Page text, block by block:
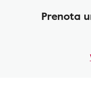
Prenota